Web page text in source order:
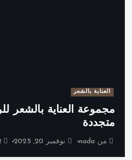
العناية بالشعر
مجموعة العناية بالشعر
متجددة
من nada نوفمبر 20, 2025 2 views